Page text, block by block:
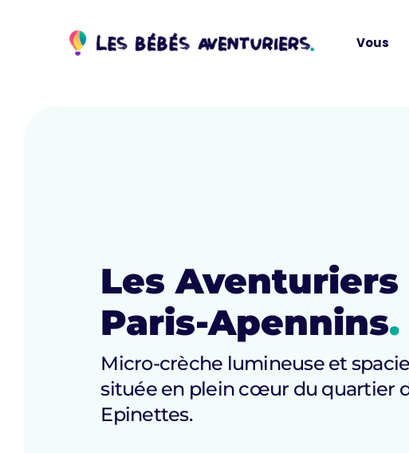
Vous
Les Aventuriers
Paris-Apennins.
Micro-crèche lumineuse et
située en plein cœur du quartier
Epinettes.